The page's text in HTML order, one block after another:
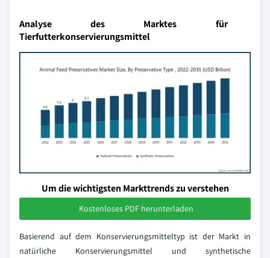
Analyse des Marktes für
Tierfutterkonservierungsmittel
Um die wichtigsten Markttrends zu verstehen
Kostenloses PDF herunterladen
Basierend auf dem Konservierungsmitteltyp ist der Markt in
natürliche Konservierungsmittel und synthetische